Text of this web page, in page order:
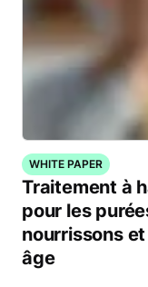
WHITE PAPER
Traitement à
pour les
nourrissons
âge